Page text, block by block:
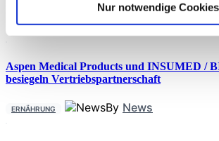
Nur notwendige Cookies
Aspen Medical Products und INSUMED /
besiegeln Vertriebspartnerschaft
ERNÄHRUNG By News